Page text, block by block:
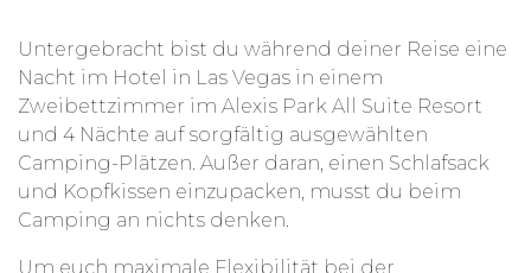
Untergebracht bist du während deiner Reise eine
Nacht im Hotel in Las Vegas in einem
Zweibettzimmer im Alexis Park All Suite Resort
und 4 Nächte auf sorgfältig ausgewählten
Camping-Plätzen. Außer daran, einen Schlafsack
und Kopfkissen einzupacken, musst du beim
Camping an nichts denken.
Um euch maximale Flexibilität bei der